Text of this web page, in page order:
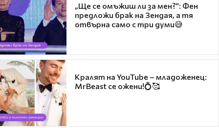
„Ще се омъжиш ли за мен?“: Фен
предложи брак на Зендая, а тя
отвърна само с три думи😅
Кралят на YouTube – младоженец:
MrBeast се ожени!💍🥰